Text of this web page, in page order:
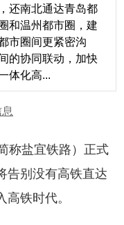
还南北通达青岛都
和温州都市圈，建
市圈间更紧密沟
的协同联动，加快
体化高...
称盐宜铁路）正式
告别没有高铁直达
铁时代。